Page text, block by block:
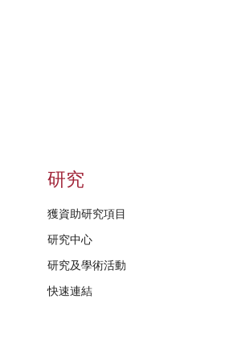
研究
獲資助研究項目
研究中心
研究及學術活動
快速連結